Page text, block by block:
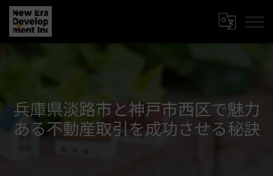
兵庫県淡路市と神戸市西区で魅力
ある不動産取引を成功させる秘訣